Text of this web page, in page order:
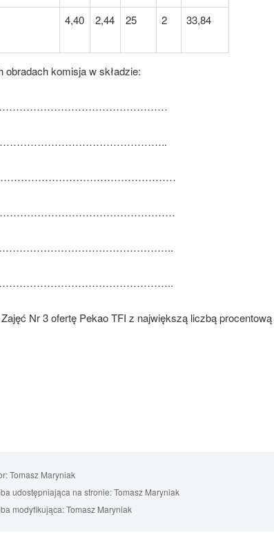
4,40 2,44 25 2 33,84
komisja w składzie:
Nr 3 ofertę Pekao TFI z największą liczbą procentową
Tomasz Maryniak
udostępniająca na stronie:Tomasz Maryniak
modyfikująca:Tomasz Maryniak